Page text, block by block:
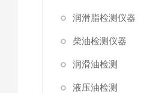
润滑脂检测仪器
柴油检测仪器
润滑油检测
液压油检测